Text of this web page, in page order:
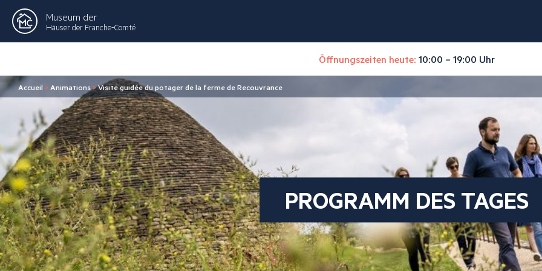
Museum der
Häuser der Franche-Comté
Öffnungszeiten heute: 10:00 – 19:00 Uhr
Accueil > Animations>Visite guidée du potager de la ferme de Recouvrance
PROGRAMM DES TAGES